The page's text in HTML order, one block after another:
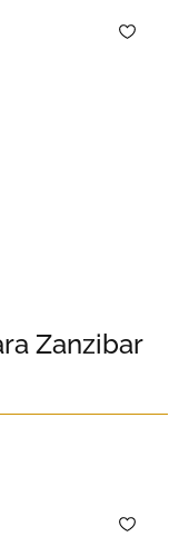
Zanzibar